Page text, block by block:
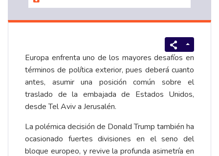
Europa enfrenta uno de los mayores desafíos en
términos de política exterior, pues deberá cuanto
antes, asumir una posición común sobre el
traslado de la embajada de Estados Unidos,
desde Tel Aviv a Jerusalén.
La polémica decisión de Donald Trump también ha
ocasionado fuertes divisiones en el seno del
bloque europeo, y revive la profunda asimetría en